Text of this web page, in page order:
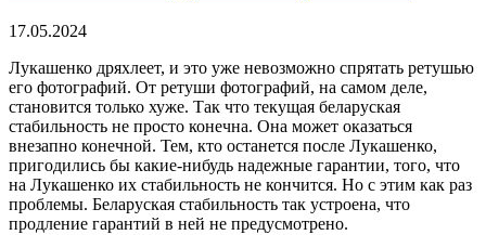
17.05.2024
Лукашенко дряхлеет, и это уже невозможно спрятать ретушью
его фотографий. От ретуши фотографий, на самом деле,
становится только хуже. Так что текущая беларуская
стабильность не просто конечна. Она может оказаться
внезапно конечной. Тем, кто останется после Лукашенко,
пригодились бы какие-нибудь надежные гарантии, того, что
на Лукашенко их стабильность не кончится. Но с этим как раз
проблемы. Беларуская стабильность так устроена, что
продление гарантий в ней не предусмотрено.